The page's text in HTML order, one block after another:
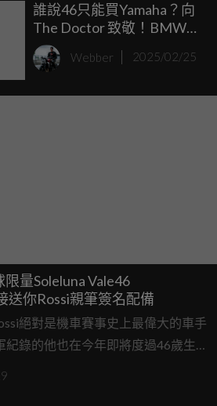
誰說46只能買Yamaha？向
The Doctor 致敬！BMW
M4 CS Edition VR46。
Rossi 本人 親自操刀設計
Webber 2025/02/25
量Soleluna Vale46
送你Rossi親筆簽名配備
絕對是機車賽事史上最偉大的車手
紀錄的他也在今年即將度過46歲生
知道這就是他使用多年的背號。在
AGV這兩間廠商一直和Rossi有著